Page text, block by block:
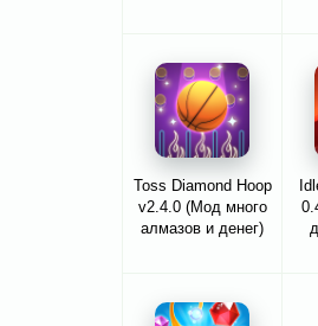
Toss Diamond Hoop
v2.4.0 (Мод много
алмазов и денег)